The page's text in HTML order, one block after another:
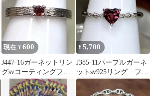
現在 ¥600
J447-16ガーネットリン
グsvコーティングフリ
ーサイズ
¥5,700
J385-11パープルガーネ
ットsv925リング フリ
ーサイズ